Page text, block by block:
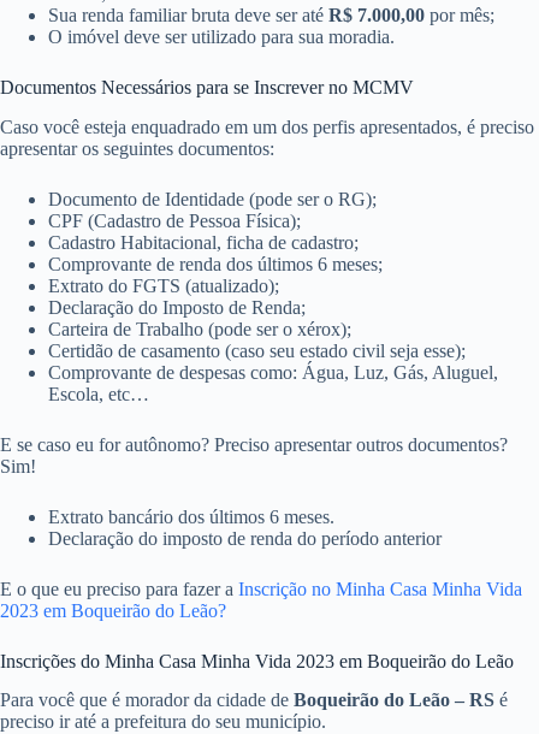
Sua renda familiar bruta deve ser até R$ 7.000,00 ​ por mês;
O imóvel deve ser utilizado para sua moradia.
Documentos Necessários para se Inscrever no MCMV
Caso você esteja enquadrado em um dos perfis apresentados, é preciso
apresentar os seguintes documentos:
Documento de Identidade (pode ser o RG);
CPF (Cadastro de Pessoa Física);
Cadastro Habitacional, ficha de cadastro;
Comprovante de renda dos últimos 6 meses;
Extrato do FGTS (atualizado);
Declaração do Imposto de Renda;
Carteira de Trabalho (pode ser o xérox);
Certidão de casamento (caso seu estado civil seja esse);
Comprovante de despesas como: Água, Luz, Gás, Aluguel,
Escola, etc…
E se caso eu for autônomo? Preciso apresentar outros documentos?
Sim!
Extrato bancário dos últimos 6 meses.
Declaração do imposto de renda do período anterior
E o que eu preciso para fazer a Inscrição no Minha Casa Minha Vida
2023 em Boqueirão do Leão?
Inscrições do Minha Casa Minha Vida 2023 em Boqueirão do Leão
Para você que é morador da cidade de Boqueirão do Leão – RS é
preciso ir até a prefeitura do seu município.